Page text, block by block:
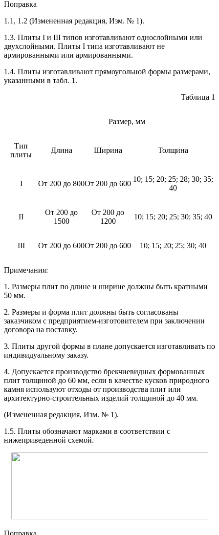
Поправка
1.1, 1.2 (Измененная редакция, Изм. № 1).
1.3. Плиты I и III типов изготавливают однослойными или
двухслойными. Плиты I типа изготавливают не
армированными или армированными.
1.4. Плиты изготавливают прямоугольной формы размерами,
указанными в табл. 1.
Таблица 1
Размер, мм
Тип
плиты
Длина Ширина Толщина
I От 200 до 800От 200 до 600
10; 15; 20; 25; 28; 30; 35;
40
II
От 200 до
1500
От 200 до
1200
10; 15; 20; 25; 30; 35; 40
III От 200 до 600От 200 до 600 10; 15; 20; 25; 30; 40
Примечания:
1. Размеры плит по длине и ширине должны быть кратными
50 мм.
2. Размеры и форма плит должны быть согласованы
заказчиком с предприятием-изготовителем при заключении
договора на поставку.
3. Плиты другой формы в плане допускается изготавливать по
индивидуальному заказу.
4. Допускается производство брекчиевидных формованных
плит толщиной до 60 мм, если в качестве кусков природного
камня используют отходы от производства плит или
архитектурно-строительных изделий толщиной до 40 мм.
(Измененная редакция, Изм. № 1).
1.5. Плиты обозначают марками в соответствии с
нижеприведенной схемой.
Поправка